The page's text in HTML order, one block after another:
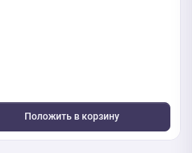
Положить в корзину